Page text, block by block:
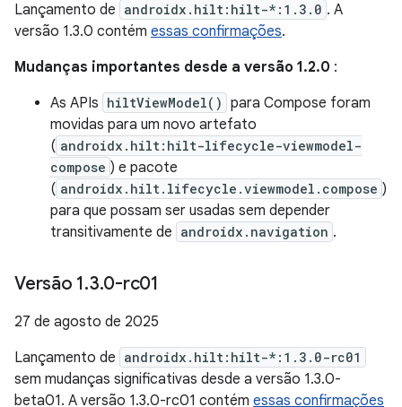
Lançamento de androidx.hilt:hilt-*:1.3.0 . A
versão 1.3.0 contém essas confirmações.
Mudanças importantes desde a versão 1.2.0 :
As APIs hiltViewModel() para Compose foram
movidas para um novo artefato
( androidx.hilt:hilt-lifecycle-viewmodel-
compose ) e pacote
( androidx.hilt.lifecycle.viewmodel.compose )
para que possam ser usadas sem depender
transitivamente de androidx.navigation .
Versão 1.3.0-rc01
27 de agosto de 2025
Lançamento de androidx.hilt:hilt-*:1.3.0-rc01
sem mudanças significativas desde a versão 1.3.0-
beta01. A versão 1.3.0-rc01 contém essas confirmações